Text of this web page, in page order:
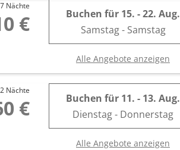
7 Nächte
€ Buchen für 15. - 22. Aug.
Samstag - Samstag
Alle Angebote anzeigen
2 Nächte
€ Buchen für 11. - 13. Aug.
Dienstag - Donnerstag
Alle Angebote anzeigen